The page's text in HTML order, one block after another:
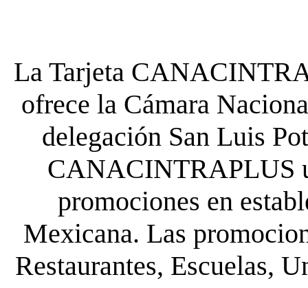
La Tarjeta
ofrece la Cámara
delegación San Luis
CANACINTRAPLUS
promociones en
Mexicana. Las
Restaurantes, Escuelas,